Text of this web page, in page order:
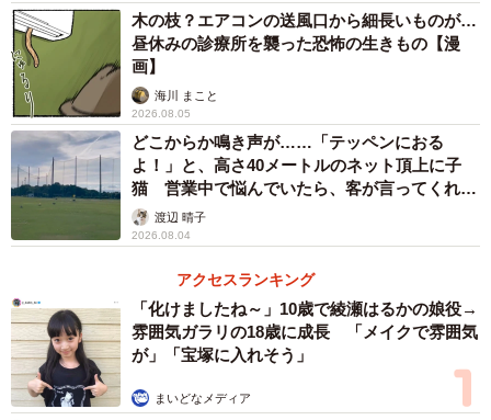
木の枝？エアコンの送風口から細長いものが…
昼休みの診療所を襲った恐怖の生きもの【漫
画】
海川 まこと
2026.08.05
どこからか鳴き声が……「テッペンにおる
よ！」と、高さ40メートルのネット頂上に子
猫 営業中で悩んでいたら、客が言ってくれた
のは？渡辺 晴子
2026.08.04
アクセスランキング
「化けましたね～」10歳で綾瀬はるかの娘役→
雰囲気ガラリの18歳に成長 「メイクで雰囲気
が」「宝塚に入れそう」
まいどなメディア